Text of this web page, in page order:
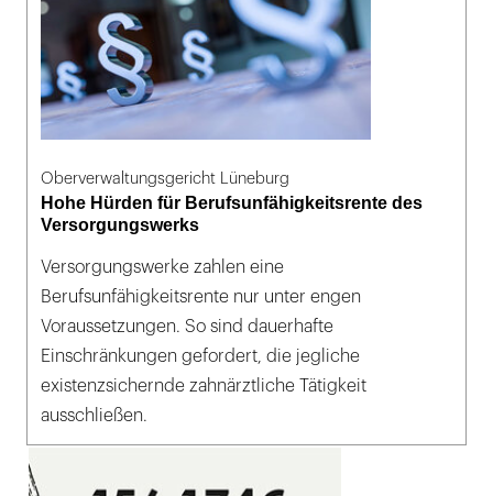
Oberverwaltungsgericht Lüneburg
Hohe Hürden für Berufsunfähigkeitsrente des
Versorgungswerks
Versorgungswerke zahlen eine
Berufsunfähigkeitsrente nur unter engen
Voraussetzungen. So sind dauerhafte
Einschränkungen gefordert, die jegliche
existenzsichernde zahnärztliche Tätigkeit
ausschließen.